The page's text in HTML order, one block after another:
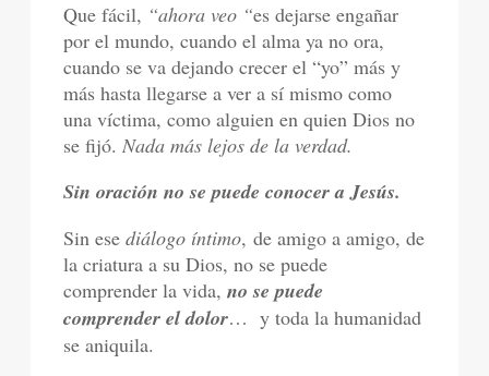
Que fácil, “ahora veo “es dejarse engañar
por el mundo, cuando el alma ya no ora,
cuando se va dejando crecer el “yo” más y
más hasta llegarse a ver a sí mismo como
una víctima, como alguien en quien Dios no
se fijó.Nada más lejos de la verdad.
Sin oración no se puede conocer a Jesús.
Sin ese diálogo íntimo, de amigo a amigo, de
la criatura a su Dios, no se puede
comprender la vida,no se puede
comprender el dolor… y toda la humanidad
se aniquila.